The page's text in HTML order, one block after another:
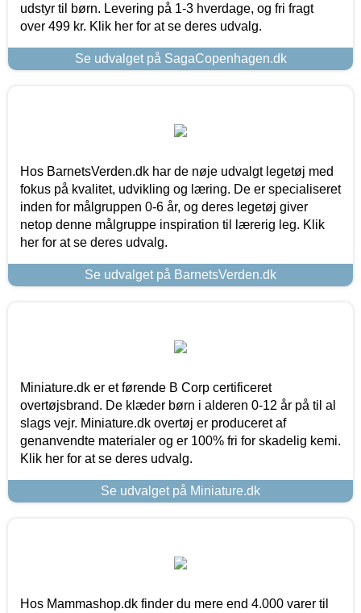
udstyr til børn. Levering på 1-3 hverdage, og fri fragt
over 499 kr. Klik her for at se deres udvalg.
Se udvalget på SagaCopenhagen.dk
Hos BarnetsVerden.dk har de nøje udvalgt legetøj med
fokus på kvalitet, udvikling og læring. De er specialiseret
inden for målgruppen 0-6 år, og deres legetøj giver
netop denne målgruppe inspiration til lærerig leg. Klik
her for at se deres udvalg.
Se udvalget på BarnetsVerden.dk
Miniature.dk er et førende B Corp certificeret
overtøjsbrand. De klæder børn i alderen 0-12 år på til al
slags vejr. Miniature.dk overtøj er produceret af
genanvendte materialer og er 100% fri for skadelig kemi.
Klik her for at se deres udvalg.
Se udvalget på Miniature.dk
Hos Mammashop.dk finder du mere end 4.000 varer til